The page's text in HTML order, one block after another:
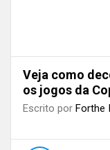
Veja como
os jogos da
Escrito por Forthe